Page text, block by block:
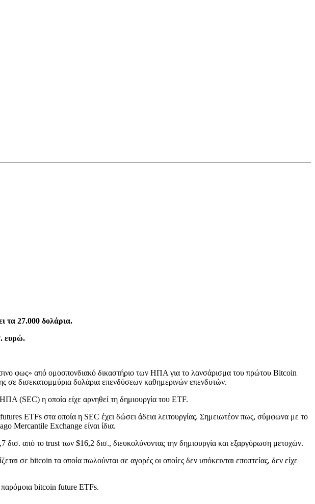
τα 27.000 δολάρια.
ευρώ.
φως» από ομοσπονδιακό δικαστήριο των ΗΠΑ για το λανσάρισμα του πρώτου Bitcoin
σε δισεκατομμύρια δολάρια επενδύσεων καθημερινών επενδυτών.
(SEC) η οποία είχε αρνηθεί τη δημιουργία του ETF.
ETFs στα οποία η SEC έχει δώσει άδεια λειτουργίας. Σημειωτέον πως, σύμφωνα με το
Mercantile Exchange είναι ίδια.
από το trust των $16,2 δισ., διευκολύνοντας την δημιουργία και εξαργύρωση μετοχών.
σε bitcoin τα οποία πωλούνται σε αγορές οι οποίες δεν υπόκεινται εποπτείας, δεν είχε
bitcoin future ETFs.